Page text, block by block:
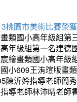
桃園市美術比賽榮
類國小高年級組第
年級組第一名建德
繪畫類國小高年級
小609王洧瑄版畫
陳沂妗指導老師簡
導老師林沛晴老師